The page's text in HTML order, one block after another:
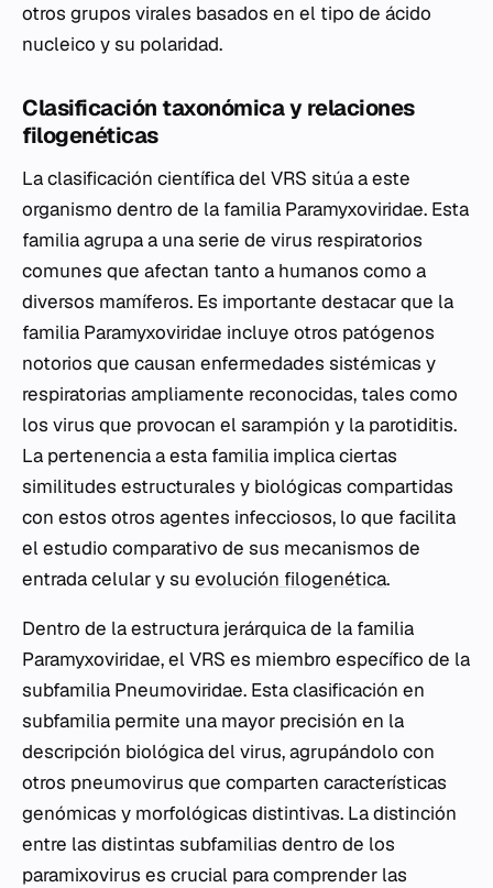
otros grupos virales basados en el tipo de ácido
nucleico y su polaridad.
Clasificación taxonómica y relaciones
filogenéticas
La clasificación científica del VRS sitúa a este
organismo dentro de la familia Paramyxoviridae. Esta
familia agrupa a una serie de virus respiratorios
comunes que afectan tanto a humanos como a
diversos mamíferos. Es importante destacar que la
familia Paramyxoviridae incluye otros patógenos
notorios que causan enfermedades sistémicas y
respiratorias ampliamente reconocidas, tales como
los virus que provocan el sarampión y la parotiditis.
La pertenencia a esta familia implica ciertas
similitudes estructurales y biológicas compartidas
con estos otros agentes infecciosos, lo que facilita
el estudio comparativo de sus mecanismos de
entrada celular y su evolución filogenética.
Dentro de la estructura jerárquica de la familia
Paramyxoviridae, el VRS es miembro específico de la
subfamilia Pneumoviridae. Esta clasificación en
subfamilia permite una mayor precisión en la
descripción biológica del virus, agrupándolo con
otros pneumovirus que comparten características
genómicas y morfológicas distintivas. La distinción
entre las distintas subfamilias dentro de los
paramixovirus es crucial para comprender las